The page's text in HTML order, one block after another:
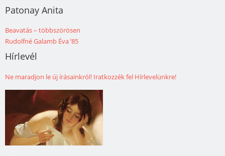
Patonay Anita
Beavatás – többszörösen
Rudolfné Galamb Éva ’85
Hírlevél
Ne maradjon le új írásainkról! Iratkozzék fel Hírlevelünkre!